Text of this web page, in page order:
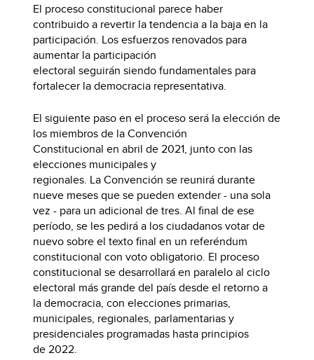
El proceso constitucional parece haber
contribuido a revertir la tendencia a la baja en la
participación. Los esfuerzos renovados para
aumentar la participación
electoral seguirán siendo fundamentales para
fortalecer la democracia representativa.
El siguiente paso en el proceso será la elección de
los miembros de la Convención
Constitucional en abril de 2021, junto con las
elecciones municipales y
regionales. La Convención se reunirá durante
nueve meses que se pueden extender - una sola
vez - para un adicional de tres. Al final de ese
período, se les pedirá a los ciudadanos votar de
nuevo sobre el texto final en un referéndum
constitucional con voto obligatorio. El proceso
constitucional se desarrollará en paralelo al ciclo
electoral más grande del país desde el retorno a
la democracia, con elecciones primarias,
municipales, regionales, parlamentarias y
presidenciales programadas hasta principios
de 2022.